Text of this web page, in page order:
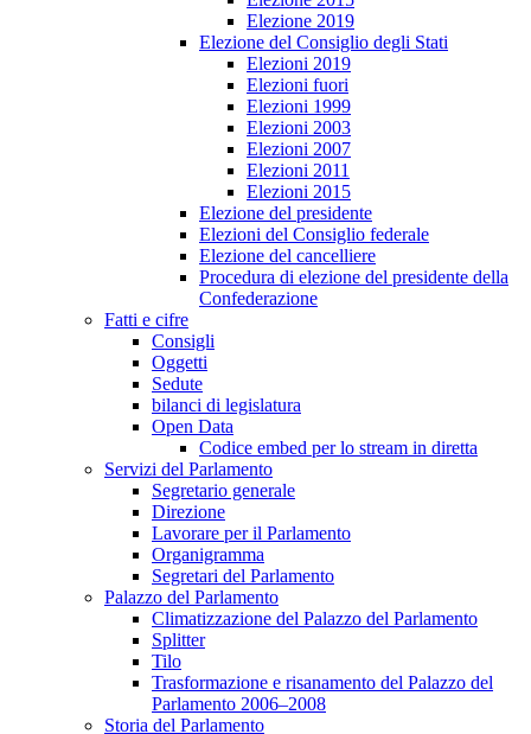
Elezione 2019
Elezione del Consiglio degli Stati
Elezioni 2019
Elezioni fuori
Elezioni 1999
Elezioni 2003
Elezioni 2007
Elezioni 2011
Elezioni 2015
Elezione del presidente
Elezioni del Consiglio federale
Elezione del cancelliere
Procedura di elezione del presidente della
Confederazione
Fatti e cifre
Consigli
Oggetti
Sedute
bilanci di legislatura
Open Data
Codice embed per lo stream in diretta
Servizi del Parlamento
Segretario generale
Direzione
Lavorare per il Parlamento
Organigramma
Segretari del Parlamento
Palazzo del Parlamento
Climatizzazione del Palazzo del Parlamento
Splitter
Tilo
Trasformazione e risanamento del Palazzo del
Parlamento 2006–2008
Storia del Parlamento